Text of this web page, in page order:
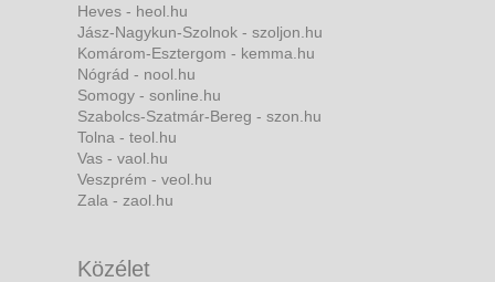
Heves - heol.hu
Jász-Nagykun-Szolnok - szoljon.hu
Komárom-Esztergom - kemma.hu
Nógrád - nool.hu
Somogy - sonline.hu
Szabolcs-Szatmár-Bereg - szon.hu
Tolna - teol.hu
Vas - vaol.hu
Veszprém - veol.hu
Zala - zaol.hu
Közélet